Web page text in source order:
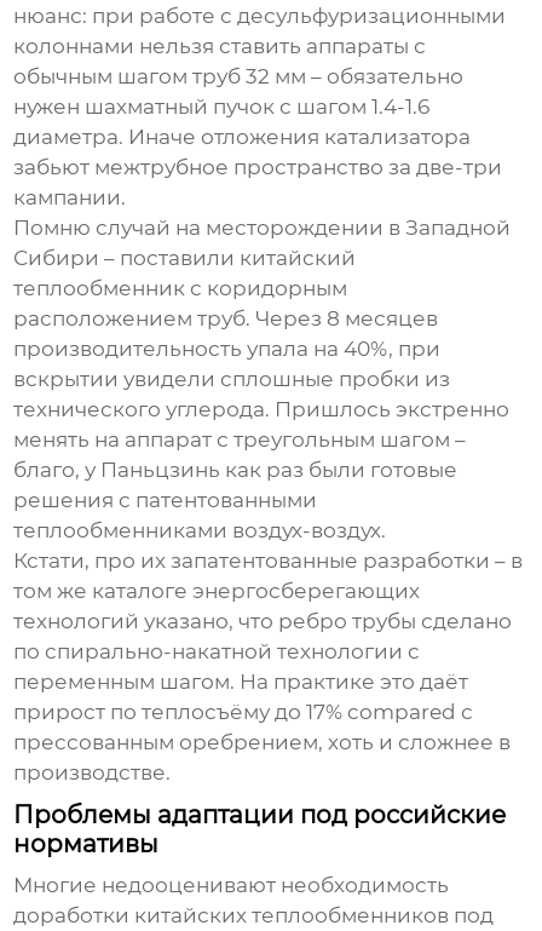
нюанс: при работе с десульфуризационными
колоннами нельзя ставить аппараты с
обычным шагом труб 32 мм – обязательно
нужен шахматный пучок с шагом 1.4-1.6
диаметра. Иначе отложения катализатора
забьют межтрубное пространство за две-три
кампании.
Помню случай на месторождении в Западной
Сибири – поставили китайский
теплообменник с коридорным
расположением труб. Через 8 месяцев
производительность упала на 40%, при
вскрытии увидели сплошные пробки из
технического углерода. Пришлось экстренно
менять на аппарат с треугольным шагом –
благо, у Паньцзинь как раз были готовые
решения с патентованными
теплообменниками воздух-воздух.
Кстати, про их запатентованные разработки – в
том же каталоге энергосберегающих
технологий указано, что ребро трубы сделано
по спирально-накатной технологии с
переменным шагом. На практике это даёт
прирост по теплосъёму до 17% compared с
прессованным оребрением, хоть и сложнее в
производстве.
Проблемы адаптации под российские
нормативы
Многие недооценивают необходимость
доработки китайских теплообменников под